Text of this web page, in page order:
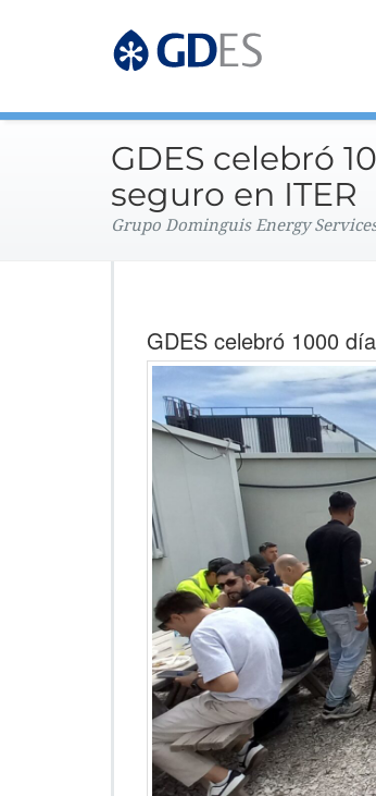
GDES celebró
seguro en ITER
Grupo Dominguis Energy
GDES celebró 1000